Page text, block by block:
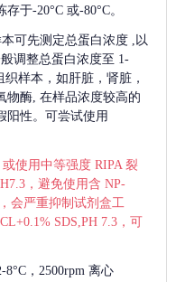
于-20°C 或-80°C。
可先测定总蛋白浓度 ,以
调整总蛋白浓度至 1-
样本，如肝脏，肾脏，
物酶, 在样品浓度较高的
阳性。可尝试使用
使用中等强度 RIPA 裂
，避免使用含 NP-
会严重抑制试剂盒工
SDS,PH 7.3，可
8°C，2500rpm 离心